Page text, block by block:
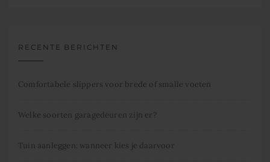
RECENTE BERICHTEN
Comfortabele slippers voor brede of smalle voeten
Welke soorten garagedeuren zijn er?
Tuin aanleggen: wanneer kies je daarvoor